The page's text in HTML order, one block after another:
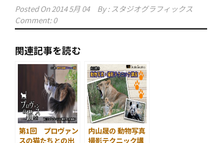
Posted On2014 5月 04 By : スタジオグラフィックス
Comment: 0
関連記事を読む
第1回 プロヴァン
スの猫たちとの出
内山晟の 動物写真
撮影テクニック講